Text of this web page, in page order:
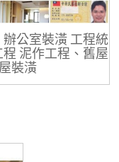
公室裝潢 工程統
泥作工程、舊屋
裝潢